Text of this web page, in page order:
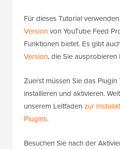
Für dieses Tutorial
Versionvon YouTube Feed
Funktionen bietet. Es gibt
Version, die Sie ausprobieren
Zuerst müssen Sie das Plugin
installieren und aktivieren.
unserem Leitfaden zur
Plugins.
Besuchen Sie nach der